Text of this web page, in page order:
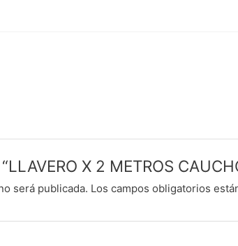
X 2 METROS
será publicada. Los campos obligatorios